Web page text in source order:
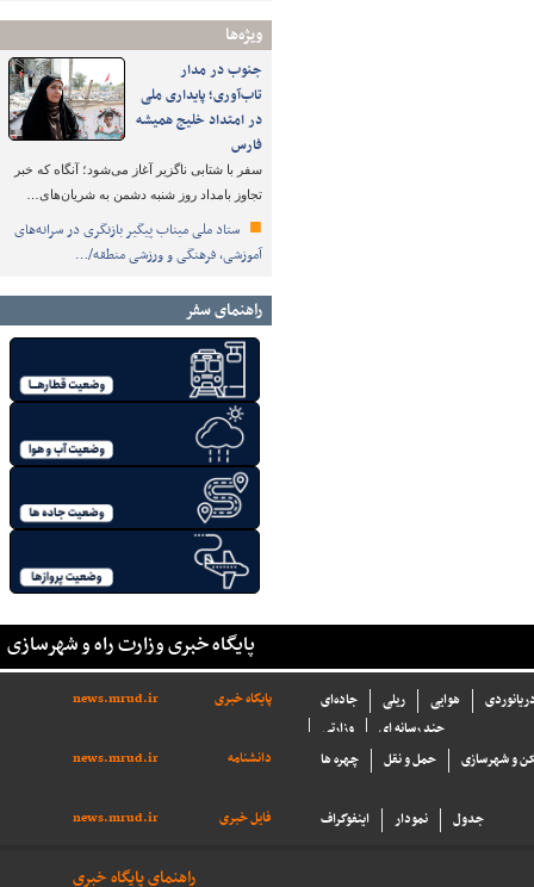
ویژه‌ها
جنوب در مدار
تاب‌آوری؛ پایداری ملی
در امتداد خلیج همیشه
فارس
سفر با شتابی ناگزیر آغاز می‌شود؛ آنگاه که خبر
تجاوز بامداد روز شنبه دشمن به شریان‌های…
ستاد ملی میناب پیگیر بازنگری در سرانه‌های
آموزشی، فرهنگی و ورزشی منطقه/…
راهنمای سفر
پایگاه خبری وزارت راه و شهرسازی
پایگاه خبری news.mrud.ir جاده‌ای ریلی هوایی
وزارتی
چند رسانه ای
دانشنامه
news.mrud.ir چهره ها حمل و نقل و شهرسازی
فایل خبری news.mrud.ir اینفوگراف نمودار جدول
راهنمای پایگاه خبری